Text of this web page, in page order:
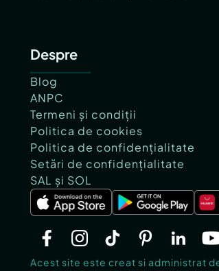
Despre
Blog
ANPC
Termeni și condiții
Politica de cookies
Politica de confidențialitate
Setări de confidențialitate
SAL și SOL
Acest site este creat si administrat